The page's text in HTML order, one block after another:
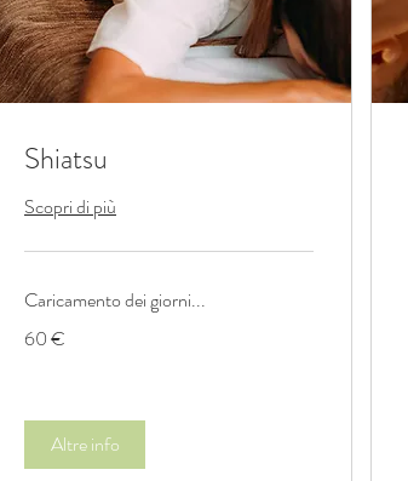
Shiatsu
Scopri di più
Caricamento dei giorni...
euro
60 €
Altre info